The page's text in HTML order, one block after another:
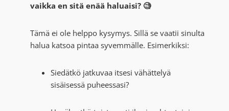
vaikka en sitä enää haluaisi? 🧐
Tämä ei ole helppo kysymys. Sillä se vaatii sinulta
halua katsoa pintaa syvemmälle. Esimerkiksi:
Siedätkö jatkuvaa itsesi vähättelyä
sisäisessä puheessasi?